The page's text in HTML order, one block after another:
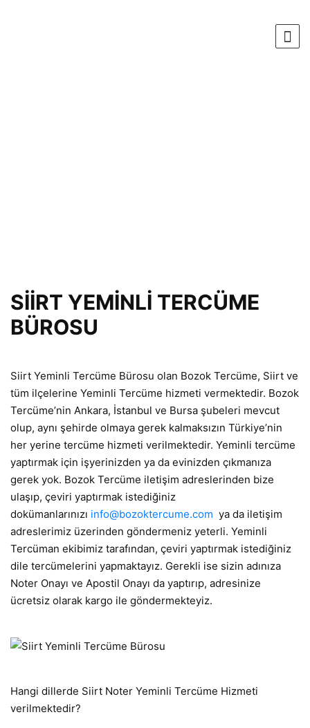
SİİRT YEMİNLİ TERCÜME
BÜROSU
Siirt Yeminli Tercüme Bürosu olan Bozok Tercüme, Siirt ve
tüm ilçelerine Yeminli Tercüme hizmeti vermektedir. Bozok
Tercüme’nin Ankara, İstanbul ve Bursa şubeleri mevcut
olup, aynı şehirde olmaya gerek kalmaksızın Türkiye’nin
her yerine tercüme hizmeti verilmektedir. Yeminli tercüme
yaptırmak için işyerinizden ya da evinizden çıkmanıza
gerek yok. Bozok Tercüme iletişim adreslerinden bize
ulaşıp, çeviri yaptırmak istediğiniz
dokümanlarınızı info@bozoktercume.com ya da iletişim
adreslerimiz üzerinden göndermeniz yeterli. Yeminli
Tercüman ekibimiz tarafından, çeviri yaptırmak istediğiniz
dile tercümelerini yapmaktayız. Gerekli ise sizin adınıza
Noter Onayı ve Apostil Onayı da yaptırıp, adresinize
ücretsiz olarak kargo ile göndermekteyiz.
Hangi dillerde Siirt Noter Yeminli Tercüme Hizmeti
verilmektedir?